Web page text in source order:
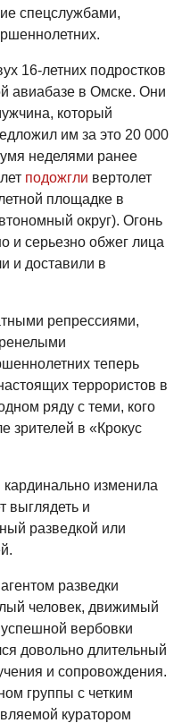
спецслужбами,
16-летних подростков
авиабазе в Омске. Они
который
им за это 20 000
неделями ранее
подожгли вертолет
площадке в
округ). Огонь
и серьезно обжег лица
и доставили в
репрессиями,
теперь
террористов в
ряду с теми, кого
зрителей в «Крокус
изменила
выглядеть и
разведкой или
разведки
человек, движимый
вербовки
довольно длительный
и сопровождения.
группы с четким
куратором